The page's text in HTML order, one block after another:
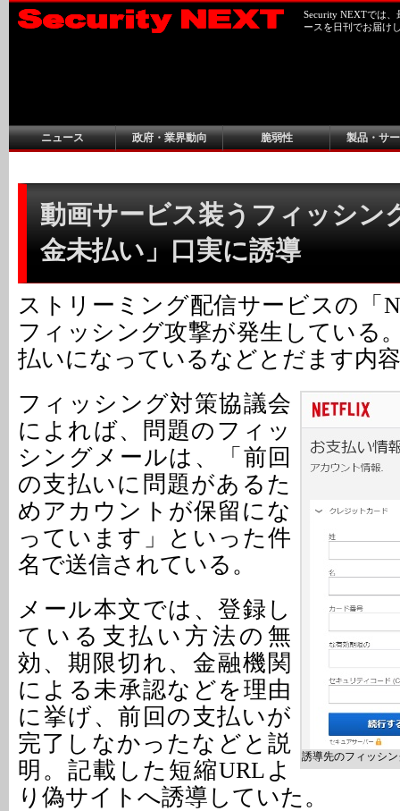
Security NEXTでは
ースを日刊でお届け
ニュース 政府・業界動向 脆弱性 製品・サ
動画サービス装うフィッシン
金未払い」口実に誘導
ストリーミング配信サービスの「
フィッシング攻撃が発生している
払いになっているなどとだます内
誘導先のフィッシ
フィッシング対策協議会
によれば、問題のフィッ
シングメールは、「前回
の支払いに問題があるた
めアカウントが保留にな
っています」といった件
名で送信されている。
メール本文では、登録し
ている支払い方法の無
効、期限切れ、金融機関
による未承認などを理由
に挙げ、前回の支払いが
完了しなかったなどと説
明。記載した短縮URLよ
り偽サイトへ誘導していた。